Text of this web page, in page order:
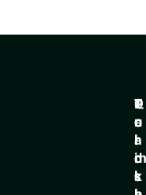
Q
u
i
c
k
T
r
a
d
i
P
o
l
i
c
T
e
r
m
s